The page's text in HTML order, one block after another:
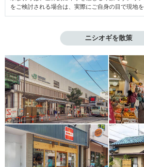
をご検討される場合は、実際にご自身の目で現地を
ニシオギを散策